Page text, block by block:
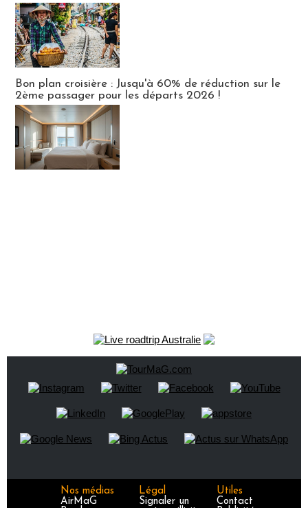
Bon plan croisière : Jusqu'à 60% de réduction sur le
2ème passager pour les départs 2026 !
Nos médias
AirMaG
Légal
Signaler un
Utiles
Contact